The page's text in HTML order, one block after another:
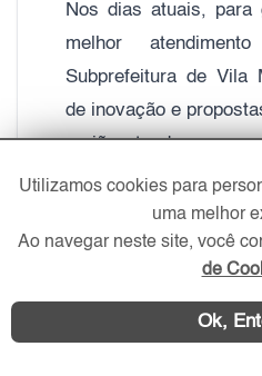
Nos dias atuais, para
melhor
Subprefeitura de Vila
de inovação e
região, tendo como
Centros
Referência em
Nutricional,
Readequação de
(CAC) e
Esportivos. Há
Utilizamos cookies para
uma melhor
Ao navegar neste site, você
de
Ok,